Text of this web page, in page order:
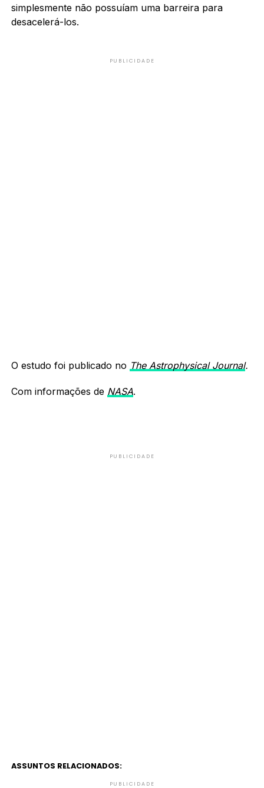
simplesmente não possuíam uma barreira para
desacelerá-los.
PUBLICIDADE
O estudo foi publicado no The Astrophysical Journal.
Com informações de NASA.
PUBLICIDADE
ASSUNTOS RELACIONADOS:
PUBLICIDADE